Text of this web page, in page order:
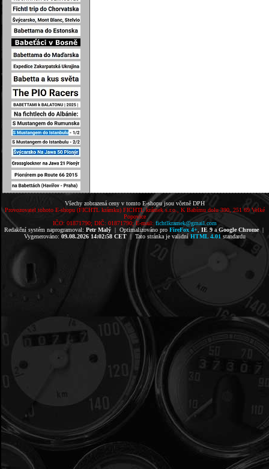
Všechy zobrazená ceny v tomto E-shopu jsou včetně DPH
Provozovatel tohoto E-shopu (FICHTL krámku) FICHTL krámek s.r.o., K Babímu dolu 390, 251 69 Velké
Popovice
IČO: 01871790; DIČ: 01871790; E-mail: fichtlkramek@gmail.com
Redakční systém naprogramoval: Petr Malý| Optimalizováno pro FireFox 4+, IE 9a Google Chrome|
Vygenerováno: 09.08.2026 14:02:58 CET| Tato stránka je validní HTML 4.01 standardu